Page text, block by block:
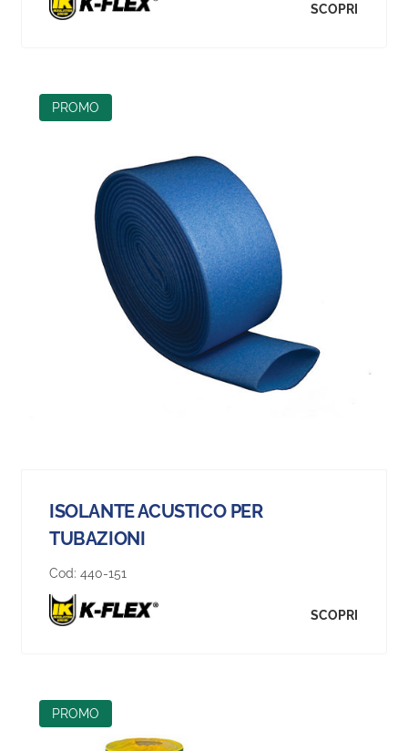
SCOPRI
PROMO
ISOLANTE ACUSTICO PER
TUBAZIONI
Cod: 440-151
SCOPRI
PROMO